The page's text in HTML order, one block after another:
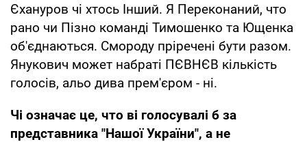
Єхануров чі хтось Інший. Я Переконаний, что
рано чи Пізно команді Тимошенко та Ющенка
об'єднаються. Смороду пріречені бути разом.
Янукович может набраті ПЄВНЄВ кількість
голосів, альо дива прем'єром - ні.
Чі означає це, что ві голосувалі б за
представника "Нашої України", а не